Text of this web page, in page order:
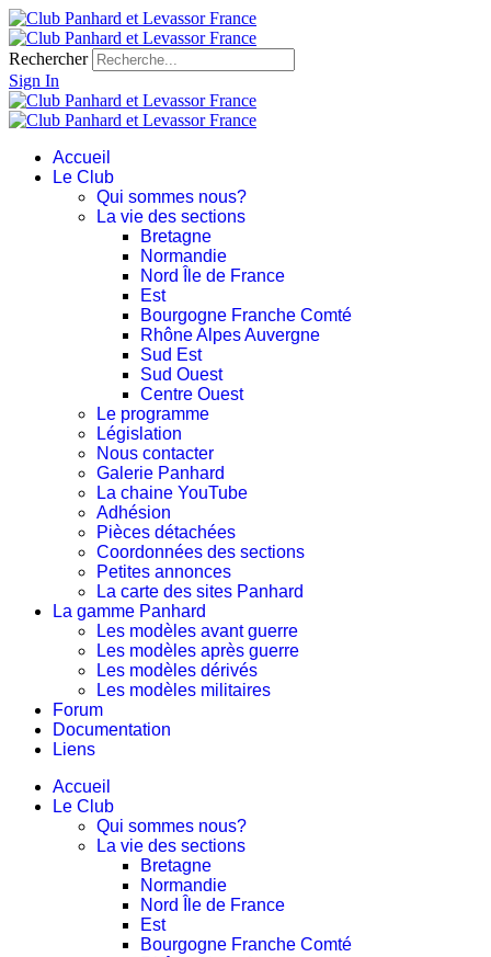
Rechercher
Sign In
Accueil
Le Club
Qui sommes nous?
La vie des sections
Bretagne
Normandie
Nord Île de France
Est
Bourgogne Franche Comté
Rhône Alpes Auvergne
Sud Est
Sud Ouest
Centre Ouest
Le programme
Législation
Nous contacter
Galerie Panhard
La chaine YouTube
Adhésion
Pièces détachées
Coordonnées des sections
Petites annonces
La carte des sites Panhard
La gamme Panhard
Les modèles avant guerre
Les modèles après guerre
Les modèles dérivés
Les modèles militaires
Forum
Documentation
Liens
Accueil
Le Club
Qui sommes nous?
La vie des sections
Bretagne
Normandie
Nord Île de France
Est
Bourgogne Franche Comté